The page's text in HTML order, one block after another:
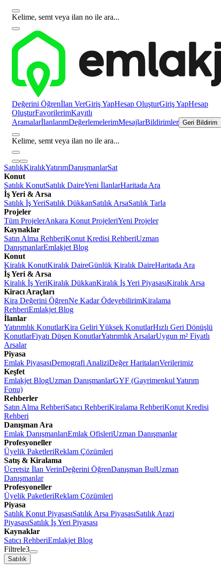
Kelime, semt veya ilan no ile ara...
Değerini Öğrenİlan VerGiriş YapHesap OluşturGiriş YapHesap
OluşturFavorilerimKayıtlı
AramalarİlanlarımDeğerlemelerimMesajlarBildirimler Geri Bildirim
Kelime, semt veya ilan no ile ara...
SatılıkKiralıkYatırımDanışmanlarSat
Konut
Satılık KonutSatılık DaireYeni İlanlarHaritada Ara
İş Yeri & Arsa
Satılık İş YeriSatılık DükkanSatılık ArsaSatılık Tarla
Projeler
Tüm ProjelerAnkara Konut ProjeleriYeni Projeler
Kaynaklar
Satın Alma RehberiKonut Kredisi RehberiUzman
DanışmanlarEmlakjet Blog
Konut
Kiralık KonutKiralık DaireGünlük Kiralık DaireHaritada Ara
İş Yeri & Arsa
Kiralık İş YeriKiralık DükkanKiralık İş Yeri PiyasasıKiralık Arsa
Kiracı Araçları
Kira Değerini ÖğrenNe Kadar ÖdeyebilirimKiralama
RehberiEmlakjet Blog
İlanlar
Yatırımlık KonutlarKira Geliri Yüksek KonutlarHızlı Geri Dönüşlü
KonutlarFiyatı Düşen KonutlarYatırımlık ArsalarUygun m² Fiyatlı
Arsalar
Piyasa
Emlak PiyasasıDemografi AnaliziDeğer HaritalarıVerilerimiz
Keşfet
Emlakjet BlogUzman DanışmanlarGYF (Gayrimenkul Yatırım
Fonu)
Rehberler
Satın Alma RehberiSatıcı RehberiKiralama RehberiKonut Kredisi
Rehberi
Danışman Ara
Emlak DanışmanlarıEmlak OfisleriUzman Danışmanlar
Profesyoneller
Üyelik PaketleriReklam Çözümleri
Satış & Kiralama
Ücretsiz İlan VerinDeğerini ÖğrenDanışman BulUzman
Danışmanlar
Profesyoneller
Üyelik PaketleriReklam Çözümleri
Piyasa
Satılık Konut PiyasasıSatılık Arsa PiyasasıSatılık Arazi
PiyasasıSatılık İş Yeri Piyasası
Kaynaklar
Satıcı RehberiEmlakjet Blog
Filtrele3
Satılık